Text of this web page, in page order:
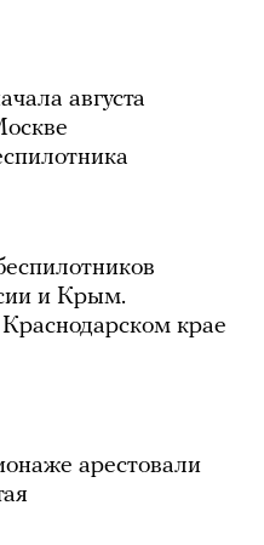
августа
и Крым.
крае
арестовали